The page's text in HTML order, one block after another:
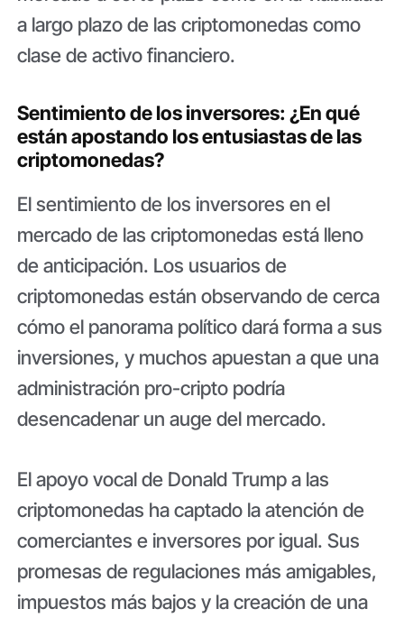
a largo plazo de las criptomonedas como
clase de activo financiero.
Sentimiento de los inversores: ¿En qué
están apostando los entusiastas de las
criptomonedas?
El sentimiento de los inversores en el
mercado de las criptomonedas está lleno
de anticipación. Los usuarios de
criptomonedas están observando de cerca
cómo el panorama político dará forma a sus
inversiones, y muchos apuestan a que una
administración pro-cripto podría
desencadenar un auge del mercado.
El apoyo vocal de Donald Trump a las
criptomonedas ha captado la atención de
comerciantes e inversores por igual. Sus
promesas de regulaciones más amigables,
impuestos más bajos y la creación de una